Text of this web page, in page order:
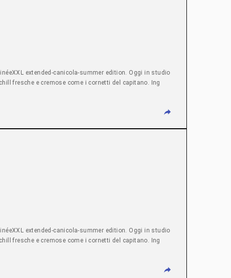
extended-canicola-summer edition. Oggi in studio
fresche e cremose come i cornetti del capitano. Ing
extended-canicola-summer edition. Oggi in studio
fresche e cremose come i cornetti del capitano. Ing